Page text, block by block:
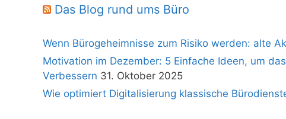
Das Blog rund ums Büro
Wenn Bürogeheimnisse zum Risiko werden: alte
Motivation im Dezember: 5 Einfache Ideen, um
Verbessern 31. Oktober 2025
Wie optimiert Digitalisierung klassische